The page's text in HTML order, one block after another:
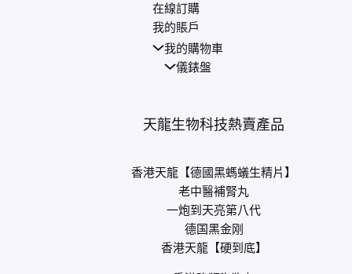
在線訂購
我的賬戶
我的購物車
儀錶盤
天龍生物科技熱賣產品
香港天龍【德國黑螞蟻生精片】
老中醫補腎丸
一炮到天亮第八代
德国黑金刚
香港天龍【硬到底】